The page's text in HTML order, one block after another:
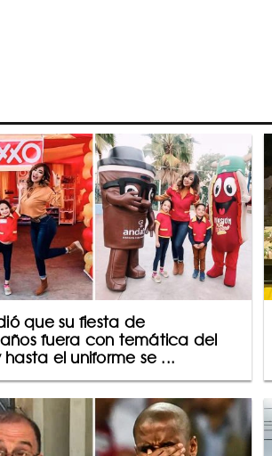
que su fiesta de
fuera con temática del
hasta el uniforme se ...